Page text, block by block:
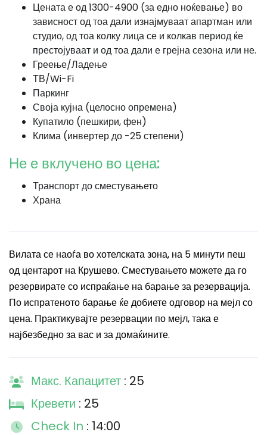
Цената е од 1300-4900 (за едно ноќевање) во
зависност од тоа дали изнајмуваат апартман или
студио, од тоа колку лица се и колкав период ќе
престојуваат и од тоа дали е грејна сезона или не.
Греење/Ладење
ТВ/Wi-Fi
Паркинг
Своја кујна (целосно опремена)
Купатило (пешкири, фен)
Клима (инвертер до -25 степени)
Не е вклучено во цена:
Транспорт до сместувањето
Храна
Вилата се наоѓа во хотелската зона, на 5 минути пеш
од центарот на Крушево. Сместувањето можете да го
резервирате со испраќање на барање за резервација.
По испратеното барање ќе добиете одговор на мејл со
цена. Практикувајте резервации по мејл, така е
најбезбедно за вас и за домаќините.
Макс. Капацитет : 25
Кревети : 25
Check In : 14:00